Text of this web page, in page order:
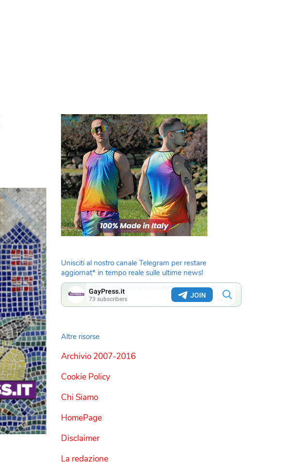
Unisciti al nostro canale Telegram per restare
aggiornat* in tempo reale sulle ultime news!
Altre risorse
Archivio 2007-2016
Cookie Policy
Chi Siamo
HomePage
Disclaimer
La redazione